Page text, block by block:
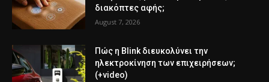
διακόπτες αφής;
August 7, 2026
Πώς η Blink διευκολύνει την
ηλεκτροκίνηση των επιχειρήσεων;
(+video)